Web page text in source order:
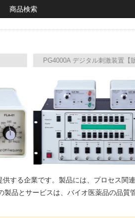
商品検索
PG4000A デジタル刺激装置【販売終了
する企業です。製品には、プロセス関
品とサービスは、バイオ医薬品の品質